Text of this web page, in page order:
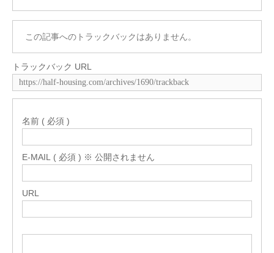
この記事へのトラックバックはありません。
トラックバック URL
名前 ( 必須 )
E-MAIL ( 必須 ) ※ 公開されません
URL